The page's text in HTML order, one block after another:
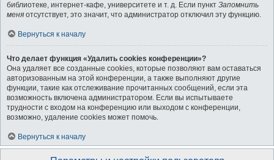
библиотеке, интернет-кафе, университете и т. д. Если пункт Запомнить
меня отсутствует, это значит, что администратор отключил эту функцию.
Вернуться к началу
Что делает функция «Удалить cookies конференции»?
Она удаляет все созданные cookies, которые позволяют вам оставаться
авторизованным на этой конференции, а также выполняют другие
функции, такие как отслеживание прочитанных сообщений, если эта
возможность включена администратором. Если вы испытываете
трудности с входом на конференцию или выходом с конференции,
возможно, удаление cookies может помочь.
Вернуться к началу